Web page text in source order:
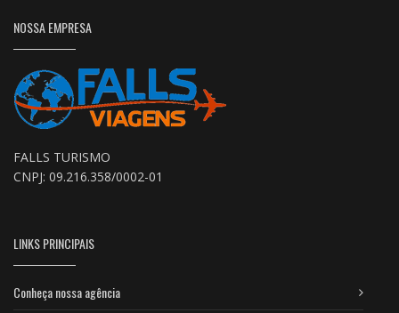
NOSSA EMPRESA
FALLS TURISMO
CNPJ: 09.216.358/0002-01
LINKS PRINCIPAIS
Conheça nossa agência